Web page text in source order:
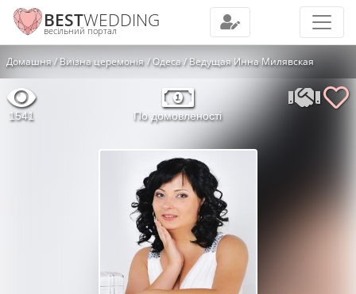
BESTWEDDING
весільний портал
Домашня Виїзна церемонія Одеса Ведущая Инна Милявская
1541 По домовленості